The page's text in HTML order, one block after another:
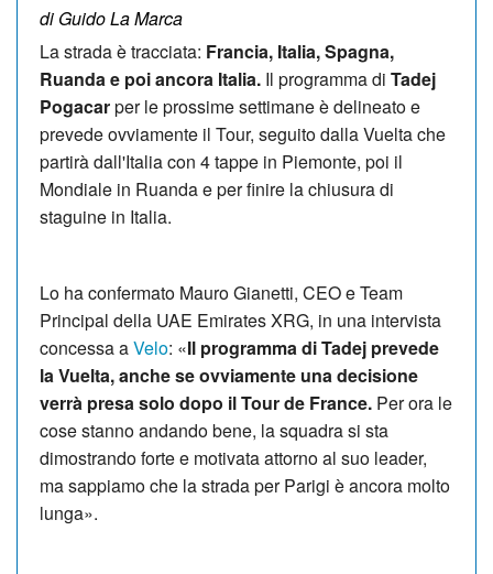
di Guido La Marca
La strada è tracciata: Francia, Italia, Spagna,
Ruanda e poi ancora Italia. Il programma di Tadej
Pogacarper le prossime settimane è delineato e
prevede ovviamente il Tour, seguito dalla Vuelta che
partirà dall'Italia con 4 tappe in Piemonte, poi il
Mondiale in Ruanda e per finire la chiusura di
staguine in Italia.
Lo ha confermato Mauro Gianetti, CEO e Team
Principal della UAE Emirates XRG, in una intervista
concessa aVelo: «Il programma di Tadej prevede
la Vuelta, anche se ovviamente una decisione
verrà presa solo dopo il Tour de France. Per ora le
cose stanno andando bene, la squadra si sta
dimostrando forte e motivata attorno al suo leader,
ma sappiamo che la strada per Parigi è ancora molto
lunga».